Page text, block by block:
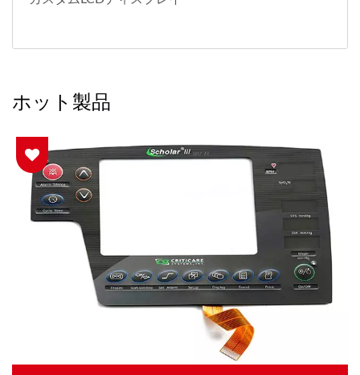
ホット製品